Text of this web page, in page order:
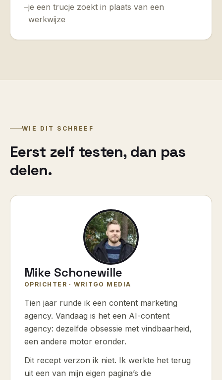
–je een trucje zoekt in plaats van een
werkwijze
WIE DIT SCHREEF
Eerst zelf testen, dan pas
delen.
Mike Schonewille
OPRICHTER · WRITGO MEDIA
Tien jaar runde ik een content marketing
agency. Vandaag is het een AI-content
agency: dezelfde obsessie met vindbaarheid,
een andere motor eronder.
Dit recept verzon ik niet. Ik werkte het terug
uit een van mijn eigen pagina’s die